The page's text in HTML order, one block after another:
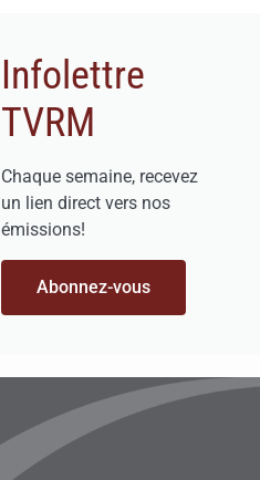
Infolettre
TVRM
Chaque semaine, recevez
un lien direct vers nos
émissions!
Abonnez-vous